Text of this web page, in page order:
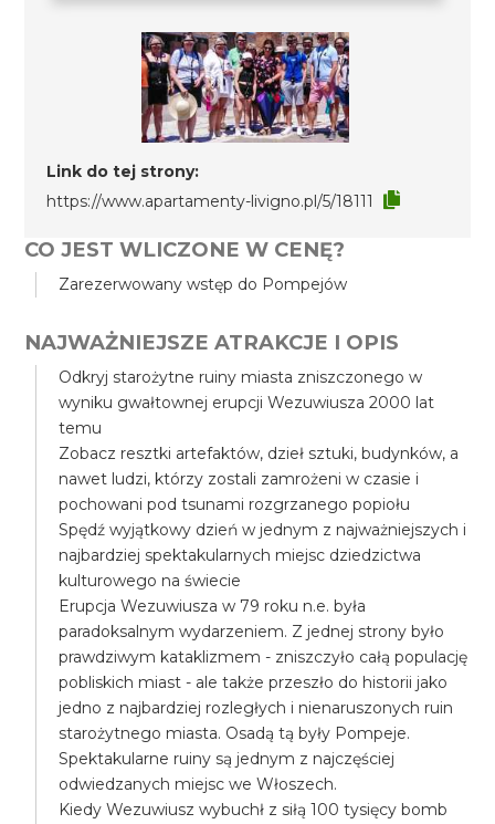
Link do tej strony:
https://www.apartamenty-livigno.pl/5/18111
CO JEST WLICZONE W CENĘ?
Zarezerwowany wstęp do Pompejów
NAJWAŻNIEJSZE ATRAKCJE I OPIS
Odkryj starożytne ruiny miasta zniszczonego w
wyniku gwałtownej erupcji Wezuwiusza 2000 lat
temu
Zobacz resztki artefaktów, dzieł sztuki, budynków, a
nawet ludzi, którzy zostali zamrożeni w czasie i
pochowani pod tsunami rozgrzanego popiołu
Spędź wyjątkowy dzień w jednym z najważniejszych i
najbardziej spektakularnych miejsc dziedzictwa
kulturowego na świecie
Erupcja Wezuwiusza w 79 roku n.e. była
paradoksalnym wydarzeniem. Z jednej strony było
prawdziwym kataklizmem - zniszczyło całą populację
pobliskich miast - ale także przeszło do historii jako
jedno z najbardziej rozległych i nienaruszonych ruin
starożytnego miasta. Osadą tą były Pompeje.
Spektakularne ruiny są jednym z najczęściej
odwiedzanych miejsc we Włoszech.
Kiedy Wezuwiusz wybuchł z siłą 100 tysięcy bomb